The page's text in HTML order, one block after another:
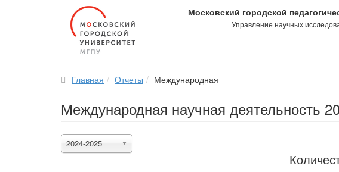
Московский городской
Управление научных
Главная Отчеты Международная
Международная научная деятельность
2024-2025